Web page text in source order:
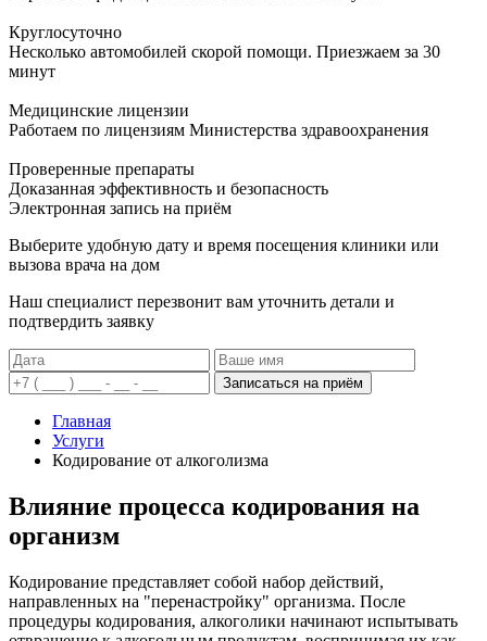
Круглосуточно
Несколько автомобилей скорой помощи. Приезжаем за 30
минут
Медицинские лицензии
Работаем по лицензиям Министерства здравоохранения
Проверенные препараты
Доказанная эффективность и безопасность
Электронная запись на приём
Выберите удобную дату и время посещения клиники или
вызова врача на дом
Наш специалист перезвонит вам уточнить детали и
подтвердить заявку
Записаться на приём
Главная
Услуги
Кодирование от алкоголизма
Влияние процесса кодирования на
организм
Кодирование представляет собой набор действий,
направленных на "перенастройку" организма. После
процедуры кодирования, алкоголики начинают испытывать